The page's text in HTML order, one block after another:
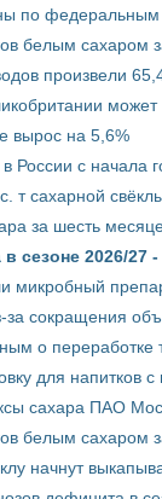
по федеральным
белым сахаром
произвели
вырос на 5,6%
России с начала
т сахарной
за шесть
сезоне 2026/
микробный
сокращения
о переработке
для напитков
сахара ПАО
белым сахаром
начнут